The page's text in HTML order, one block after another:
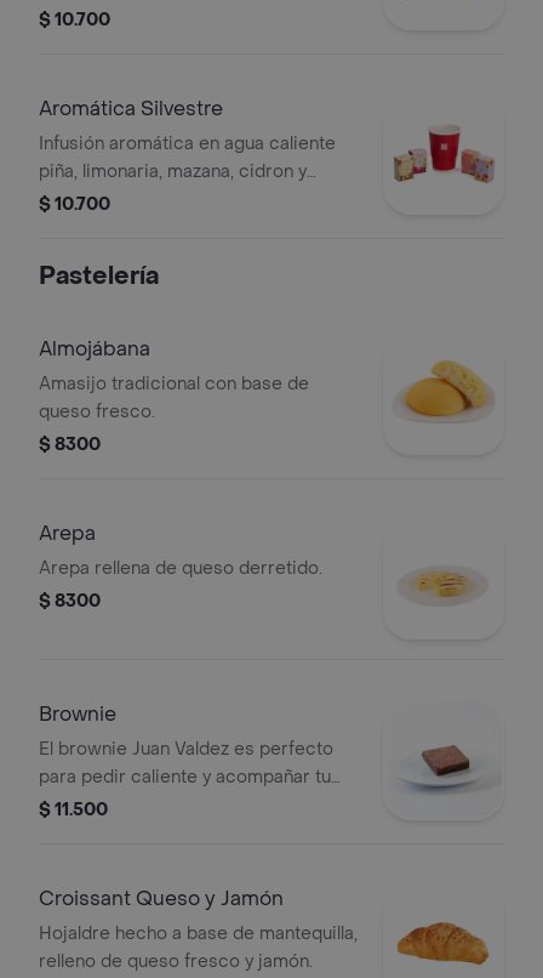
fresa.
$ 10.700
Aromática Silvestre
Infusión aromática en agua caliente
piña, limonaria, mazana, cidron y
jengibre.
$ 10.700
Pastelería
Almojábana
Amasijo tradicional con base de
queso fresco.
$ 8300
Arepa
Arepa rellena de queso derretido.
$ 8300
Brownie
El brownie Juan Valdez es perfecto
para pedir caliente y acompañar tu
café favorito.
$ 11.500
Croissant Queso y Jamón
Hojaldre hecho a base de mantequilla,
relleno de queso fresco y jamón.